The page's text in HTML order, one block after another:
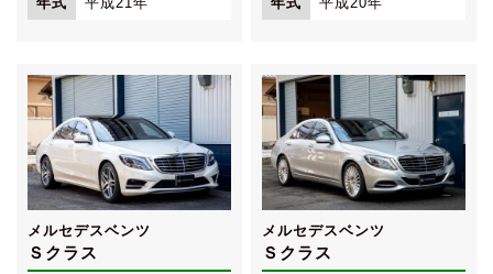
メルセデスベンツ
Ｓクラス
メルセデスベンツ
Ｓクラス